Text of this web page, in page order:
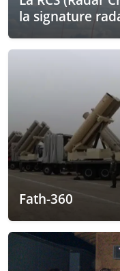
la signature
Fath-360